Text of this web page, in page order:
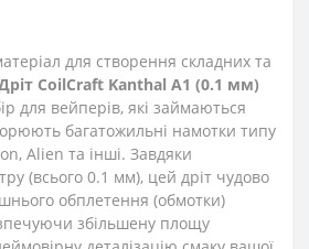
для створення складних та
CoilCraft Kanthal А1 (0.1 мм)
для вейперів, які займаються
багатожильні намотки типу
Alien та інші. Завдяки
(всього 0.1 мм), цей дріт чудово
обплетення (обмотки)
збільшену площу